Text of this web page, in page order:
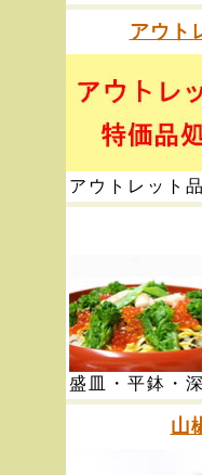
アウト
アウトレット
盛皿・平鉢・
山